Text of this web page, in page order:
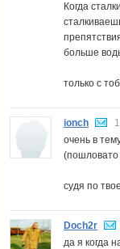
Когда
больше
только с
ionch
очень в
(пошловато
судя по
Doch2r
да я когда